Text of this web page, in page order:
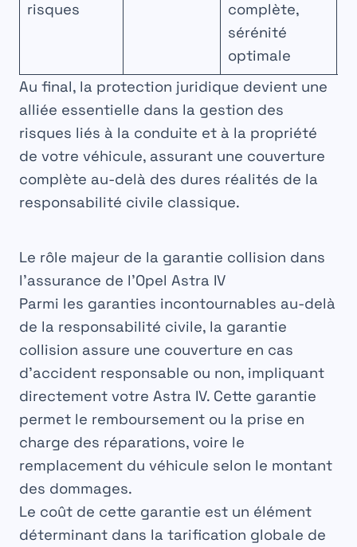
risques
complète,
sérénité
optimale
Au final, la protection juridique devient une
alliée essentielle dans la gestion des
risques liés à la conduite et à la propriété
de votre véhicule, assurant une couverture
complète au-delà des dures réalités de la
responsabilité civile classique.
Le rôle majeur de la garantie collision dans
l’assurance de l’Opel Astra IV
Parmi les garanties incontournables au-delà
de la responsabilité civile, la garantie
collision assure une couverture en cas
d’accident responsable ou non, impliquant
directement votre Astra IV. Cette garantie
permet le remboursement ou la prise en
charge des réparations, voire le
remplacement du véhicule selon le montant
des dommages.
Le coût de cette garantie est un élément
déterminant dans la tarification globale de